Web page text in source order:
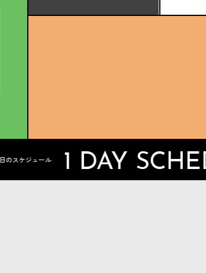
レオナル
1 DAY